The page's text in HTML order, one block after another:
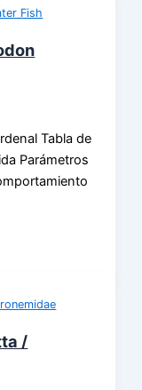
Fish
Tabla de
Parámetros
/